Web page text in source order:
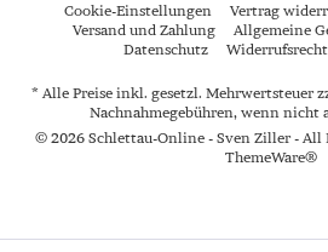
Cookie-Einstellungen Vertrag
Versand und Zahlung
Allgemeine
Datenschutz
Widerrufsrecht
* Alle Preise inkl. gesetzl. Mehrwertsteuer
Nachnahmegebühren, wenn nicht
© 2026 Schlettau-Online - Sven Ziller - All
ThemeWare®